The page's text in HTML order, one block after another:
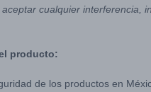
cualquier interferencia,
producto:
de los productos en